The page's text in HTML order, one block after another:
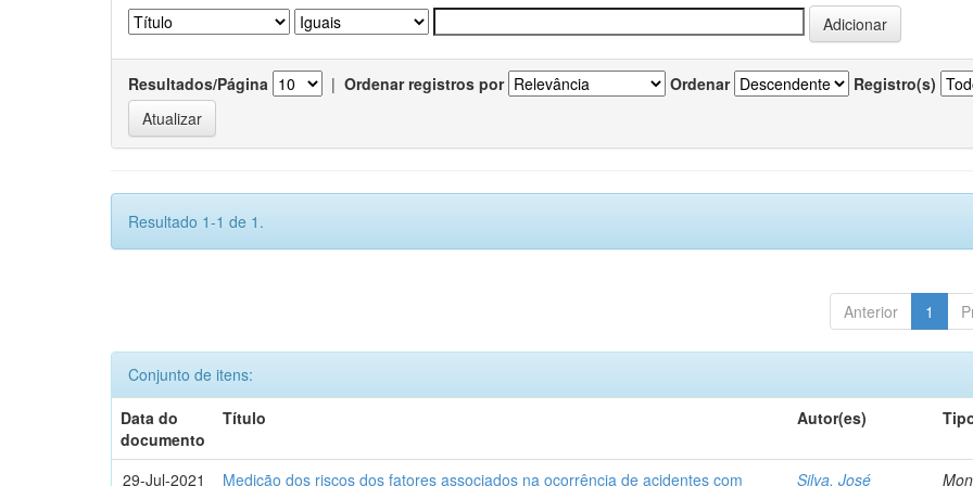
Resultados/Página | Ordenar registros por Ordenar Registro(s)
Resultado 1-1 de 1.
Anterior 1
Conjunto de itens:
Data do
documento
Título Autor(es)
29-Jul-2021 Medição dos riscos dos fatores associados na ocorrência de acidentes com Silva, José